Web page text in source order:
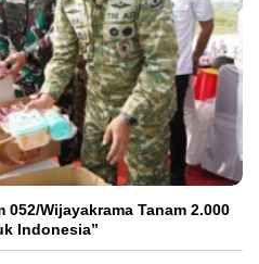
Wijayakrama Tanam 2.000
Indonesia”